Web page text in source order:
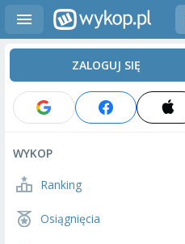
ZALOGUJ SIĘ
WYKOP
Ranking
Osiągnięcia